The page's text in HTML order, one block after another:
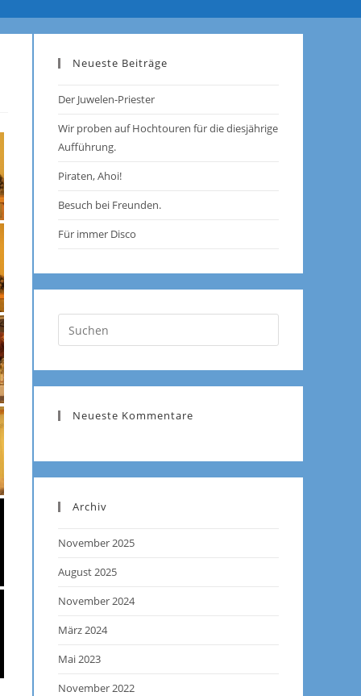
Neueste Beiträge
Der Juwelen-Priester
Wir proben auf Hochtouren für die diesjährige
Aufführung.
Piraten, Ahoi!
Besuch bei Freunden.
Für immer Disco
Neueste Kommentare
Archiv
November 2025
August 2025
November 2024
März 2024
Mai 2023
November 2022